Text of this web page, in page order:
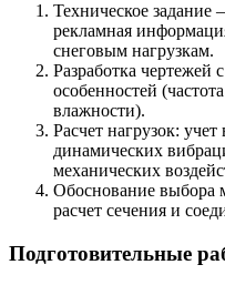
Техническое
рекламная
снеговым нагрузкам.
Разработка чертежей
особенностей
влажности).
Расчет нагрузок:
динамических
механических
Обоснование выбора
расчет сечения и
Подготовительные